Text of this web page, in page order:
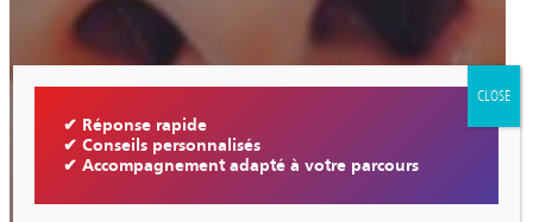
✔ Réponse rapide
✔ Conseils personnalisés
✔ Accompagnement adapté à votre parcours
CLOSE